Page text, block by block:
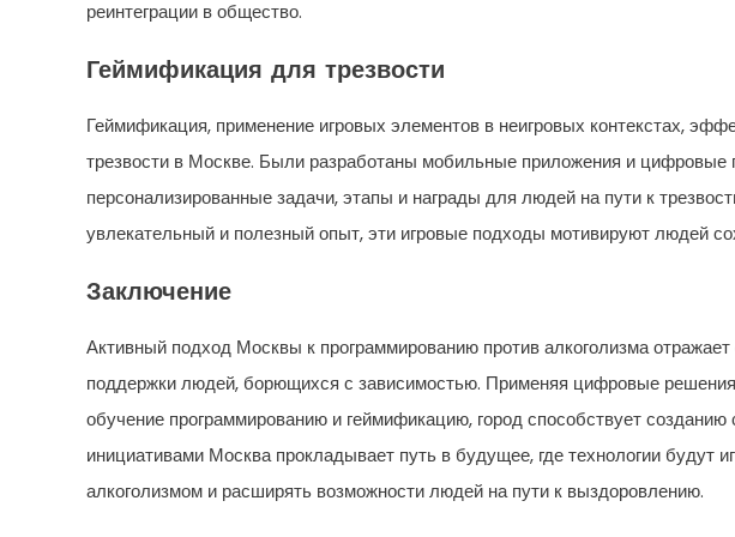
реинтеграции в общество.
Геймификация для трезвости
Геймификация, применение игровых элементов в неигровых контекстах,
трезвости в Москве. Были разработаны мобильные приложения и
персонализированные задачи, этапы и награды для людей на пути к
увлекательный и полезный опыт, эти игровые подходы мотивируют людей
Заключение
Активный подход Москвы к программированию против алкоголизма
поддержки людей, борющихся с зависимостью. Применяя цифровые
обучение программированию и геймификацию, город способствует
инициативами Москва прокладывает путь в будущее, где технологии будут
алкоголизмом и расширять возможности людей на пути к выздоровлению.